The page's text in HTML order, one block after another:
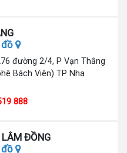
đồ
đường 2/4, P Vạn Thắng
Bách Viên) TP Nha
888
ĐỒNG
đồ